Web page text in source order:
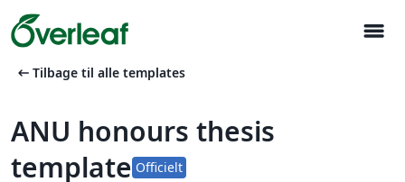
menu
arrow_left_alt Tilbage til alle templates
ANU honours thesis
template Officielt